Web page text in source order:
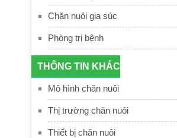
Chăn nuôi gia súc
Phòng trị bệnh
THÔNG TIN KHÁC
Mô hình chăn nuôi
Thị trường chăn nuôi
Thiết bị chăn nuôi